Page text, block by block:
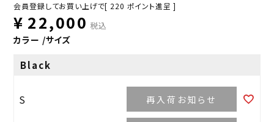
会員登録してお買い上げで[ 220 ポイント進呈 ]
¥ 22,000 税込
カラー サイズ
Black
S 再入荷お知らせ